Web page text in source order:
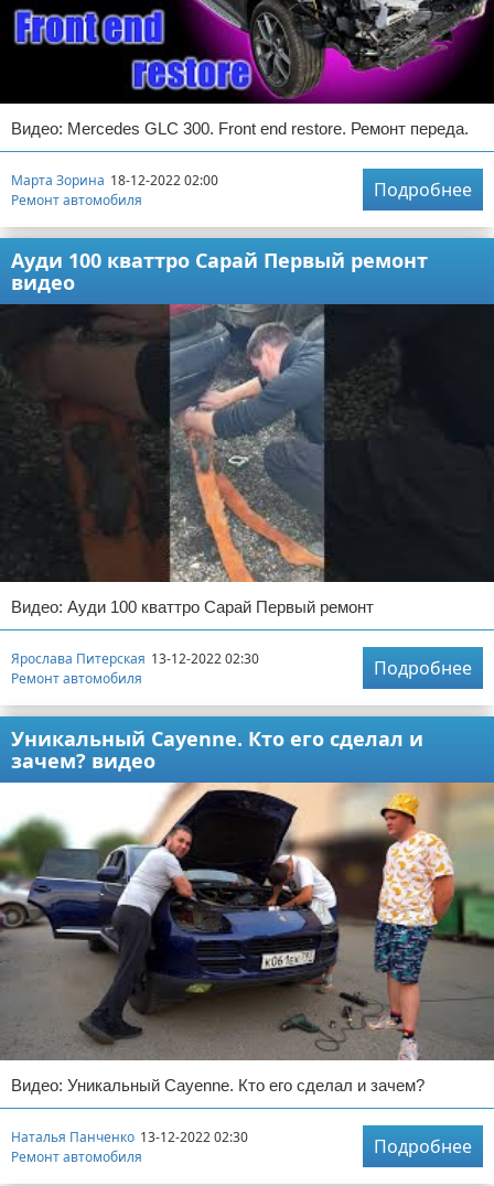
Видео: Mercedes GLC 300. Front end restore. Ремонт переда.
Марта Зорина 18-12-2022 02:00
Ремонт автомобиля
Подробнее
Ауди 100 кваттро Сарай Первый ремонт
видео
Видео: Ауди 100 кваттро Сарай Первый ремонт
Ярослава Питерская 13-12-2022 02:30
Ремонт автомобиля
Подробнее
Уникальный Cayenne. Кто его сделал и
зачем? видео
Видео: Уникальный Cayenne. Кто его сделал и зачем?
Наталья Панченко 13-12-2022 02:30
Ремонт автомобиля
Подробнее